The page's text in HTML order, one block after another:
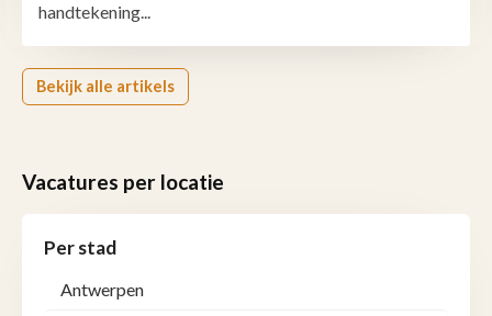
handtekening...
Bekijk alle artikels
Vacatures per locatie
Per stad
Antwerpen